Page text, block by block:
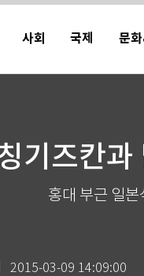
사회 국제 문
기즈칸과
홍대 부근 일본
2015-03-09 14:09:00